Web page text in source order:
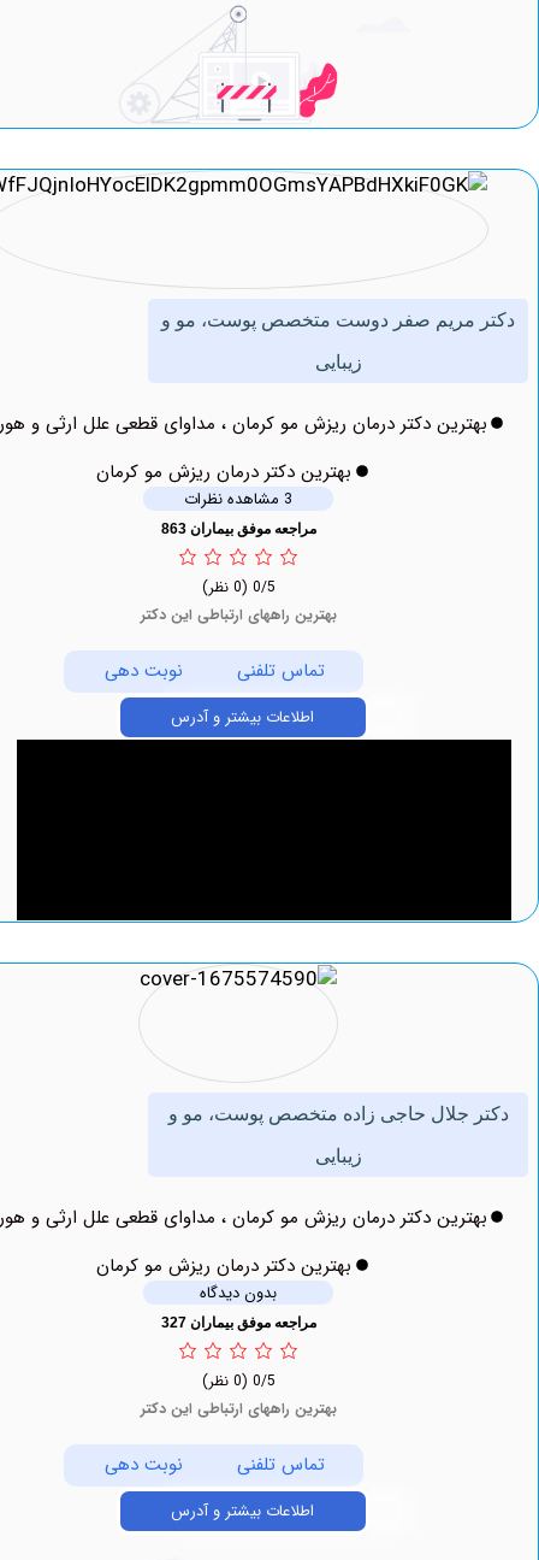
مریم صفر دوست متخصص پوست، مو و
دکتر درمان ریزش مو کرمان ، مداوای قطعی علل ارثی و هورمونی
بهترین دکتر درمان ریزش مو کرمان
مراجعه موفق بیماران 863
بهترین راههای ارتباطی این دکتر
تماس تلفنی نوبت دهی
اطلاعات بیشتر و آدرس
جلال حاجی زاده متخصص پوست، مو و
دکتر درمان ریزش مو کرمان ، مداوای قطعی علل ارثی و هورمونی
بهترین دکتر درمان ریزش مو کرمان
بدون دیدگاه
مراجعه موفق بیماران 327
بهترین راههای ارتباطی این دکتر
تماس تلفنی نوبت دهی
اطلاعات بیشتر و آدرس